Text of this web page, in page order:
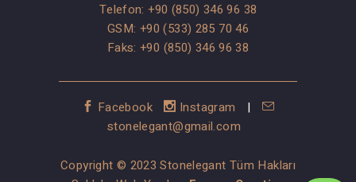
Telefon:+90 (850) 346 96 38
GSM: +90 (533) 285 70 46
Faks: +90 (850) 346 96 38
Facebook Instagram
|
stonelegant@gmail.com
Copyright © 2023 Stonelegant Tüm Hakları